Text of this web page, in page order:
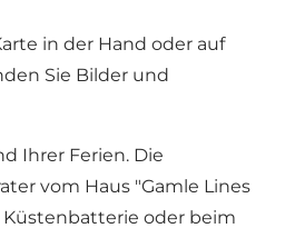
in der Hand oder auf
Sie Bilder und
Ihrer Ferien. Die
vom Haus "Gamle Lines
Küstenbatterie oder beim